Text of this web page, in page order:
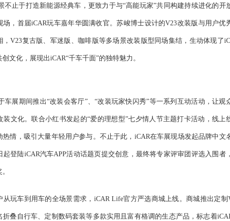
不止于打造新能源经典车，更致力于与“高能玩家”共同构建持续进化的开
场，首届iCAR玩车嘉年华圆满收官。苏峻博士设计的V23改装版与用户优
，V23复古版、军迷版、咖啡版等多场景改装版型同场集结，生动体现了
文化，展现出iCAR“千车千面”的独特魅力。
车展期间推出“改装会客厅”、“改装玩家快闪秀”等一系列互动活动，让观
装文化。联合小红书发起的“爱的理想型”七夕情人节主题打卡活动，线上
热情，吸引大量年轻用户参与。不止于此，iCAR在车展现场发起品牌中文
起登陆iCAR汽车APP活动话题页提交创意，最终将专家评审团评选入围者
从玩车到用车的全场景需求，iCAR Life官方严选商城上线。商城推出定制
折叠自行车、定制数码套装等多款实用且富有格调的生态产品，标志着